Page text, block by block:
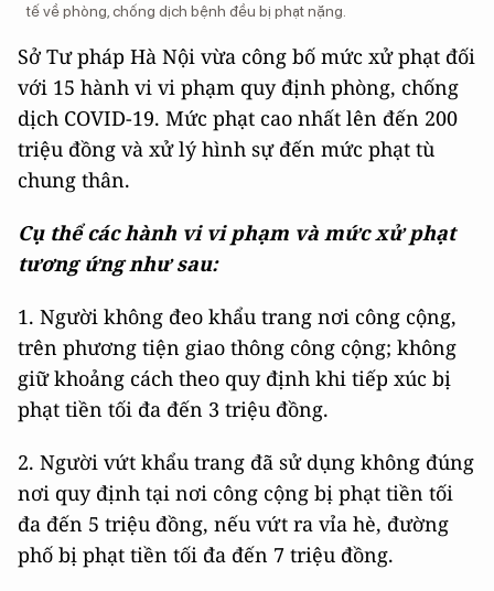
tế về phòng, chống dịch bệnh đều bị phạt nặng.
Sở Tư pháp Hà Nội vừa công bố mức xử phạt đối
với 15 hành vi vi phạm quy định phòng, chống
dịch COVID-19. Mức phạt cao nhất lên đến 200
triệu đồng và xử lý hình sự đến mức phạt tù
chung thân.
Cụ thể các hành vi vi phạm và mức xử phạt
tương ứng như sau:
1. Người không đeo khẩu trang nơi công cộng,
trên phương tiện giao thông công cộng; không
giữ khoảng cách theo quy định khi tiếp xúc bị
phạt tiền tối đa đến 3 triệu đồng.
2. Người vứt khẩu trang đã sử dụng không đúng
nơi quy định tại nơi công cộng bị phạt tiền tối
đa đến 5 triệu đồng, nếu vứt ra vỉa hè, đường
phố bị phạt tiền tối đa đến 7 triệu đồng.